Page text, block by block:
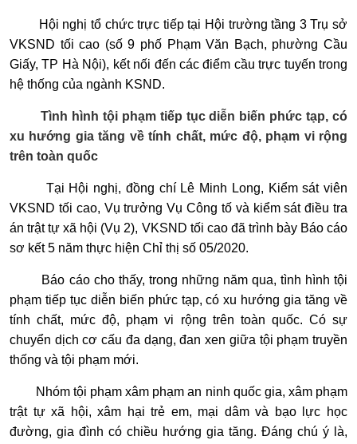
Hội nghị tổ chức trực tiếp tại Hội trường tầng 3 Trụ sở
VKSND tối cao (số 9 phố Phạm Văn Bạch, phường Cầu
Giấy, TP Hà Nội), kết nối đến các điểm cầu trực tuyến trong
hệ thống của ngành KSND.
Tình hình tội phạm tiếp tục diễn biến phức tạp, có
xu hướng gia tăng về tính chất, mức độ, phạm vi rộng
trên toàn quốc
Tại Hội nghị, đồng chí Lê Minh Long, Kiểm sát viên
VKSND tối cao, Vụ trưởng Vụ Công tố và kiểm sát điều tra
án trật tự xã hội (Vụ 2), VKSND tối cao đã trình bày Báo cáo
sơ kết 5 năm thực hiện Chỉ thị số 05/2020.
Báo cáo cho thấy, trong những năm qua, tình hình tội
phạm tiếp tục diễn biến phức tạp, có xu hướng gia tăng về
tính chất, mức độ, phạm vi rộng trên toàn quốc. Có sự
chuyển dịch cơ cấu đa dạng, đan xen giữa tội phạm truyền
thống và tội phạm mới.
Nhóm tội phạm xâm phạm an ninh quốc gia, xâm phạm
trật tự xã hội, xâm hại trẻ em, mại dâm và bạo lực học
đường, gia đình có chiều hướng gia tăng. Đáng chú ý là,